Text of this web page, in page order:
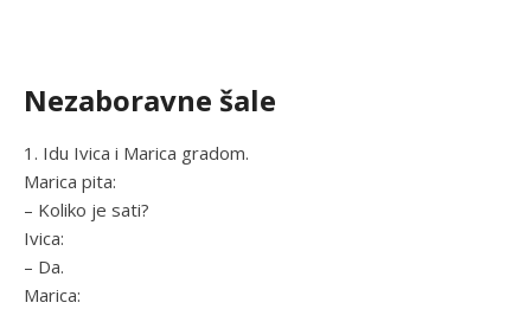
Nezaboravne šale
1. Idu Ivica i Marica gradom.
Marica pita:
– Koliko je sati?
Ivica:
– Da.
Marica: